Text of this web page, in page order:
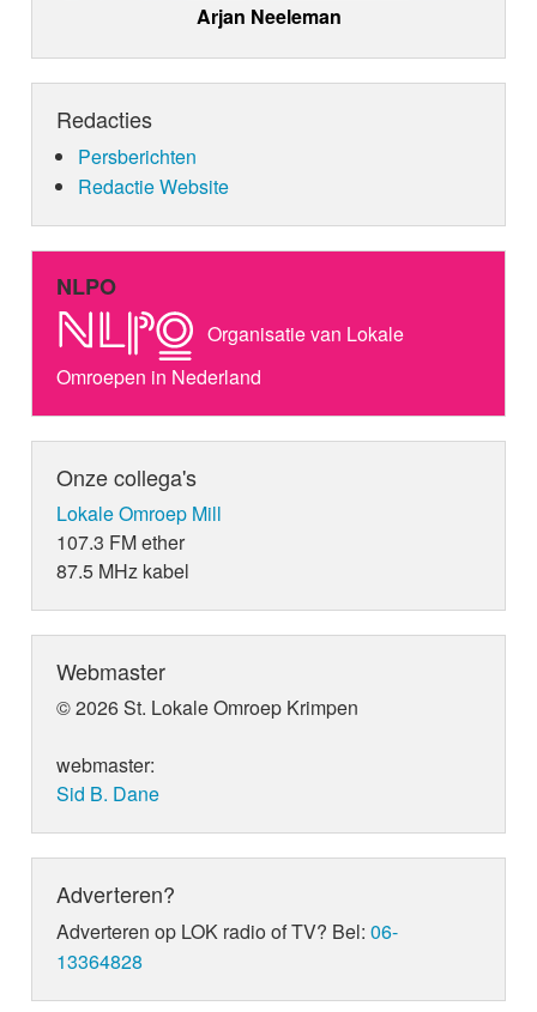
Arjan Neeleman
Redacties
Persberichten
Redactie Website
NLPO
Organisatie van Lokale
Omroepen in Nederland
Onze collega's
Lokale Omroep Mill
107.3 FM ether
87.5 MHz kabel
Webmaster
© 2026 St. Lokale Omroep Krimpen
webmaster:
Sid B. Dane
Adverteren?
Adverteren op LOK radio of TV? Bel:06-
13364828